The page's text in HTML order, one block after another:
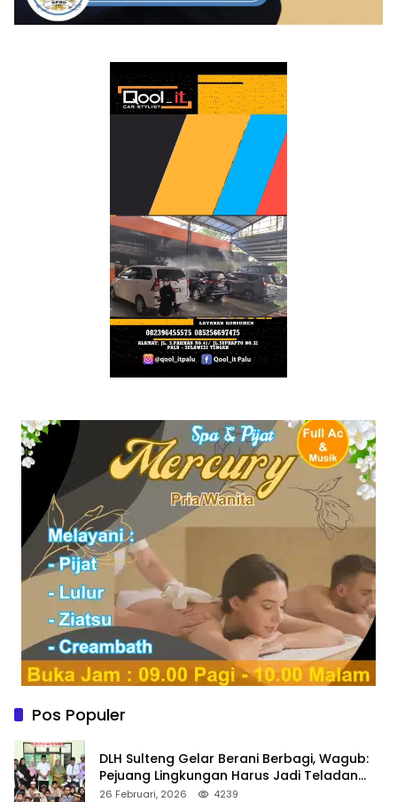
Pos Populer
DLH Sulteng Gelar Berani Berbagi, Wagub:
Pejuang Lingkungan Harus Jadi Teladan
Kepedulian
26 Februari, 2026 4239